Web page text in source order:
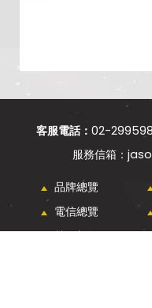
客服電話： 02-
品牌總覽
電信總覽
熱門新知